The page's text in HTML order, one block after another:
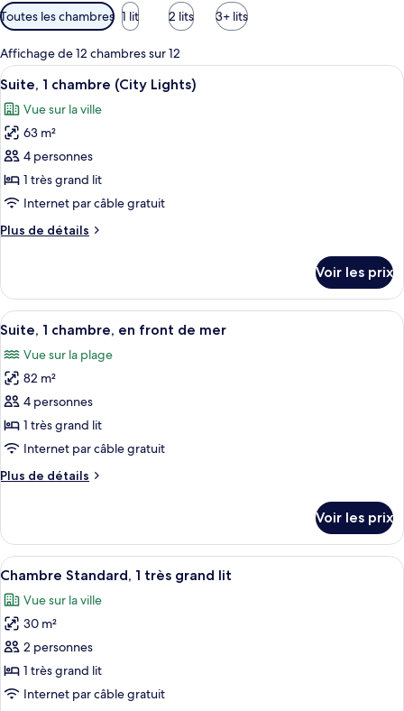
Filtres
disponibles
pour
les
chambres
Toutes les chambres 1 lit 2 lits 3+ lits
Affichage de 12 chambres sur 12
Afficher
toutes
les
photos
pour
ce
type
chambre :
chambre
(City
Une cuisine moderne avec des
7
Suite, 1 chambre (City Lights)
Vue sur la ville
63 m²
4 personnes
1 très grand lit
Internet par câble gratuit
Plus de détails
Plus
le
type
de
Suite,
chambre
(City
Lights)
Voir les prix
Afficher
toutes
les
photos
pour
ce
type
chambre :
chambre,
en
front
de
mer
Un salon moderne doté d’un grand
12
Suite, 1 chambre, en front de mer
Vue sur la plage
82 m²
4 personnes
1 très grand lit
Internet par câble gratuit
Plus de détails
Plus
le
type
de
Suite,
chambre,
en
front
de
mer
Voir les prix
Afficher
toutes
les
photos
pour
ce
type
Une chambre d’hôtel moderne,
2
Chambre Standard, 1 très grand lit
Vue sur la ville
30 m²
2 personnes
1 très grand lit
Internet par câble gratuit